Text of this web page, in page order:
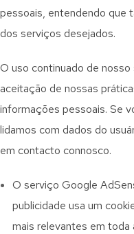
pessoais, entendendo que
dos serviços desejados.
O uso continuado de
aceitação de nossas
informações pessoais. Se
lidamos com dados do
em contacto connosco.
O serviço Google
publicidade usa um
mais relevantes em toda